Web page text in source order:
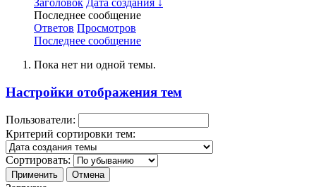
Заголовок Дата создания ↓
Последнее сообщение
Ответов Просмотров
Последнее сообщение
Пока нет ни одной темы.
Настройки отображения тем
Пользователи:
Критерий сортировки тем:
Сортировать: